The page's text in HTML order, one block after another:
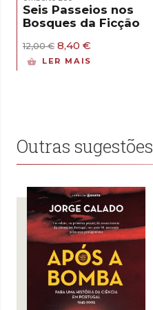
Seis Passeios nos
Bosques da Ficção
12,00€ O
preço
original
8,40 €
LER MAIS
Outras sugestões